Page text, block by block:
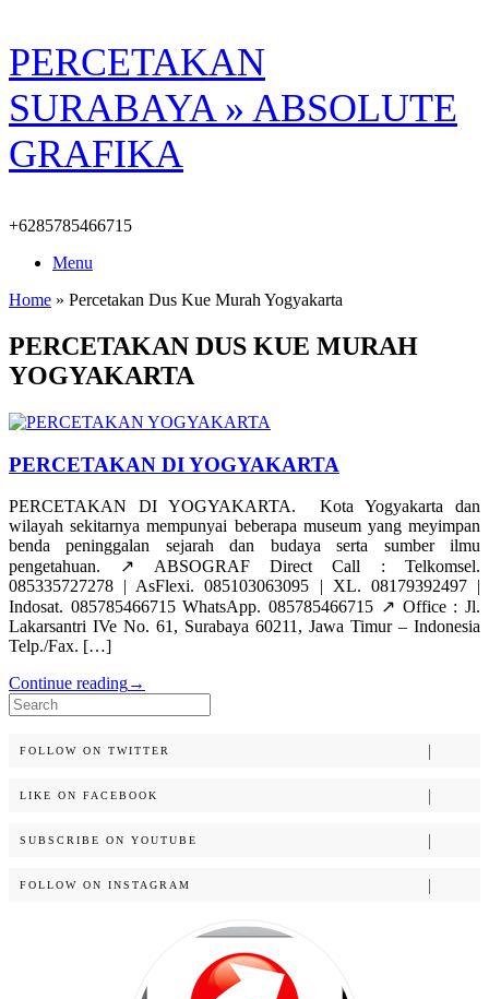
Skip
to
content
PERCETAKAN
SURABAYA » ABSOLUTE
GRAFIKA
+6285785466715
Menu
Home » Percetakan Dus Kue Murah Yogyakarta
PERCETAKAN DUS KUE MURAH
YOGYAKARTA
PERCETAKAN DI YOGYAKARTA
PERCETAKAN DI YOGYAKARTA. Kota Yogyakarta dan
wilayah sekitarnya mempunyai beberapa museum yang meyimpan
benda peninggalan sejarah dan budaya serta sumber ilmu
pengetahuan. ↗️ ABSOGRAF Direct Call : Telkomsel.
085335727278 | AsFlexi. 085103063095 | XL. 08179392497 |
Indosat. 085785466715 WhatsApp. 085785466715 ↗️ Office : Jl.
Lakarsantri IVe No. 61, Surabaya 60211, Jawa Timur – Indonesia
Telp./Fax. […]
Continue reading→
Search
for:
FOLLOW ON TWITTER
LIKE ON FACEBOOK
SUBSCRIBE ON YOUTUBE
FOLLOW ON INSTAGRAM